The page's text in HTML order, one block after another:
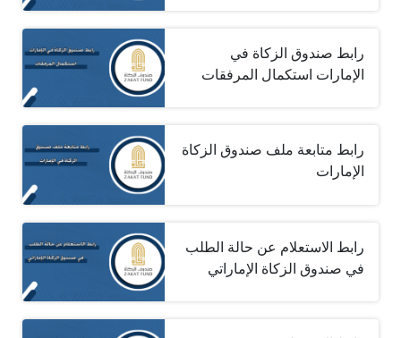
رابط صندوق الزكاة في
الإمارات استكمال المرفقات
رابط متابعة ملف صندوق الزكاة
الإمارات
رابط الاستعلام عن حالة الطلب
في صندوق الزكاة الإماراتي